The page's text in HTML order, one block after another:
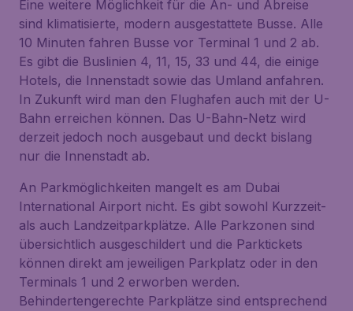
Eine weitere Möglichkeit für die An- und Abreise
sind klimatisierte, modern ausgestattete Busse. Alle
10 Minuten fahren Busse vor Terminal 1 und 2 ab.
Es gibt die Buslinien 4, 11, 15, 33 und 44, die einige
Hotels, die Innenstadt sowie das Umland anfahren.
In Zukunft wird man den Flughafen auch mit der U-
Bahn erreichen können. Das U-Bahn-Netz wird
derzeit jedoch noch ausgebaut und deckt bislang
nur die Innenstadt ab.
An Parkmöglichkeiten mangelt es am Dubai
International Airport nicht. Es gibt sowohl Kurzzeit-
als auch Landzeitparkplätze. Alle Parkzonen sind
übersichtlich ausgeschildert und die Parktickets
können direkt am jeweiligen Parkplatz oder in den
Terminals 1 und 2 erworben werden.
Behindertengerechte Parkplätze sind entsprechend